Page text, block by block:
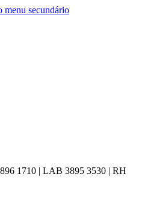
menu secundário
1710 | LAB 3895 3530 | RH